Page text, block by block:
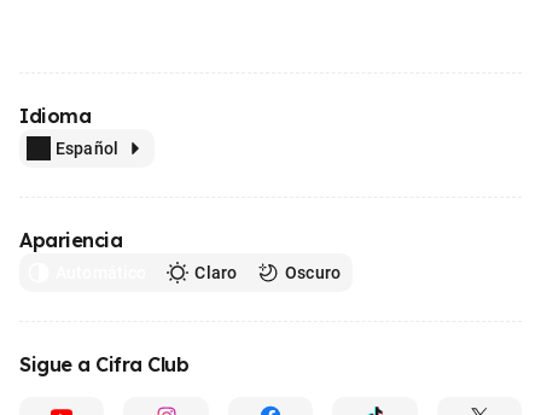
Idioma
Español
Apariencia
Claro Oscuro
Sigue a Cifra Club